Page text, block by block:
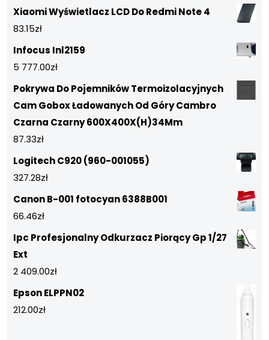
Xiaomi Wyświetlacz LCD Do Redmi Note 4
83.15zł
Infocus Inl2159
5 777.00zł
Pokrywa Do Pojemników Termoizolacyjnych
Cam Gobox Ładowanych Od Góry Cambro
Czarna Czarny 600X400X(H)34Mm
87.33zł
Logitech C920 (960-001055)
327.28zł
Canon B-001 fotocyan 6388B001
66.46zł
Ipc Profesjonalny Odkurzacz Piorący Gp 1/27
Ext
2 409.00zł
Epson ELPPN02
212.00zł